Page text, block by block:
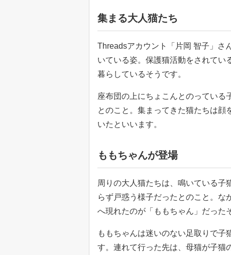
集まる大人猫たち
Threadsアカウント「片岡 智子」さ
いている姿。保護猫活動をされてい
暮らしているそうです。
座布団の上にちょこんとのっている
とのこと。集まってきた猫たちは顔
いたといいます。
ももちゃんが登場
周りの大人猫たちは、鳴いている子
らず戸惑う様子だったとのこと。
へ現れたのが「ももちゃん」だった
ももちゃんは迷いのない足取りで子
す。連れて行った先は、母猫が子猫